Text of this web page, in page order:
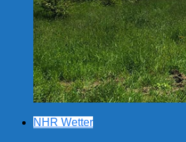
NHR Wetter